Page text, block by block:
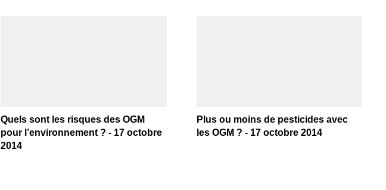
Quels sont les risques des OGM
pour l’environnement ? - 17 octobre
2014
Plus ou moins de pesticides avec
les OGM ? - 17 octobre 2014